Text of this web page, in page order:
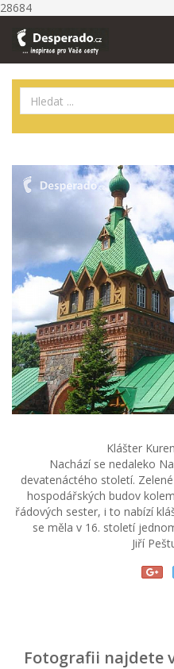
28684
Klášter
Nachází se nedaleko
devatenáctého století.
hospodářských budov
řádových sester, i to nabízí
se měla v 16. století
Jiří
Fotografii najdete